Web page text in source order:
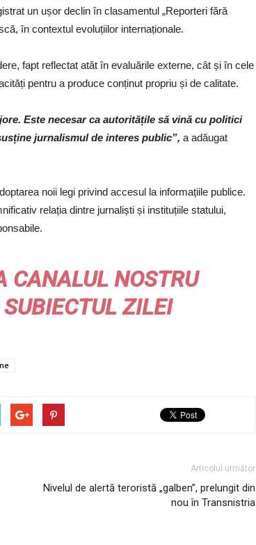
un ușor declin în clasamentul „Reporteri fără
în contextul evoluțiilor internaționale.
fapt reflectat atât în evaluările externe, cât și în cele
pentru a produce conținut propriu și de calitate.
Este necesar ca autoritățile să vină cu politici
jurnalismul de interes public”, a adăugat
noii legi privind accesul la informațiile publice.
relația dintre jurnaliști și instituțiile statului,
CANALUL NOSTRU
ZILEI
Articolul următor
Nivelul de alertă teroristă „galben”, prelungit din
nou în Transnistria